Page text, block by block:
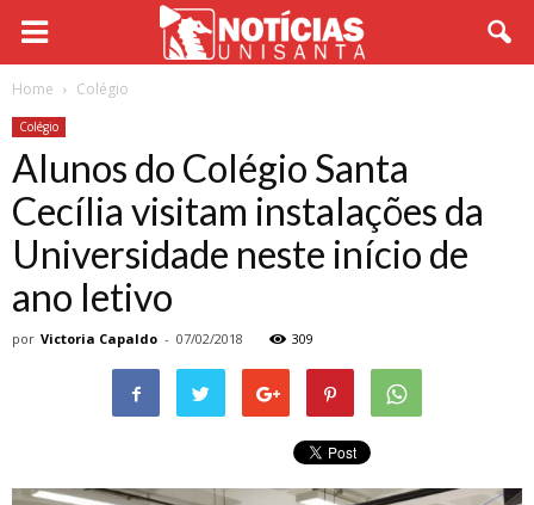
Home Colégio
Colégio
Alunos do Colégio Santa
Cecília visitam instalações da
Universidade neste início de
ano letivo
por Victoria Capaldo - 07/02/2018 309